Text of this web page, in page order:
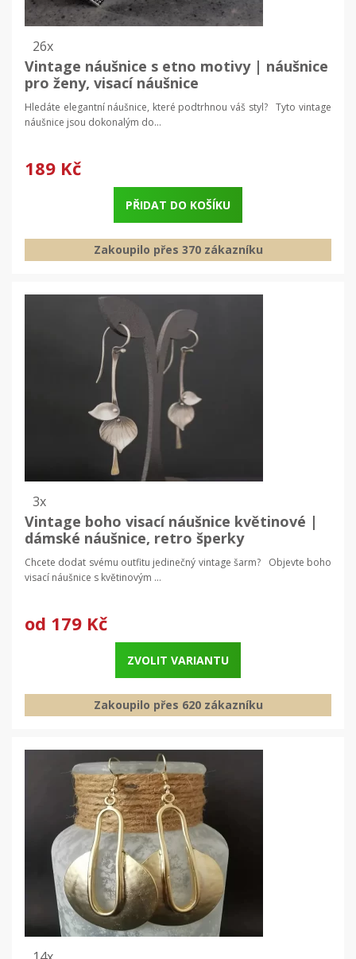
26x
Vintage náušnice s etno motivy | náušnice
pro ženy, visací náušnice
Hledáte elegantní náušnice, které podtrhnou váš styl? Tyto vintage
náušnice jsou dokonalým do...
189 Kč
PŘIDAT DO KOŠÍKU
Zakoupilo přes 370 zákazníku
3x
Vintage boho visací náušnice květinové |
dámské náušnice, retro šperky
Chcete dodat svému outfitu jedinečný vintage šarm? Objevte boho
visací náušnice s květinovým ...
od 179 Kč
ZVOLIT VARIANTU
Zakoupilo přes 620 zákazníku